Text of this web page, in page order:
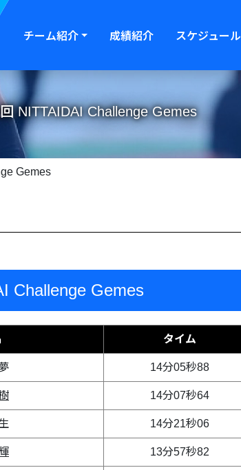
チーム紹介 成績紹介 スケジュール
NITTAIDAI Challenge Gemes
Gemes
Challenge Gemes
タイム
14分05秒88
14分07秒64
14分21秒06
13分57秒82